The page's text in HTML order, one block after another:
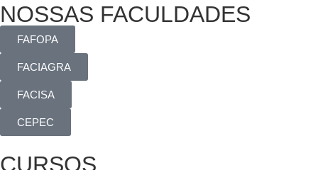
NOSSAS FACULDADES
FAFOPA
FACIAGRA
FACISA
CEPEC
CURSOS